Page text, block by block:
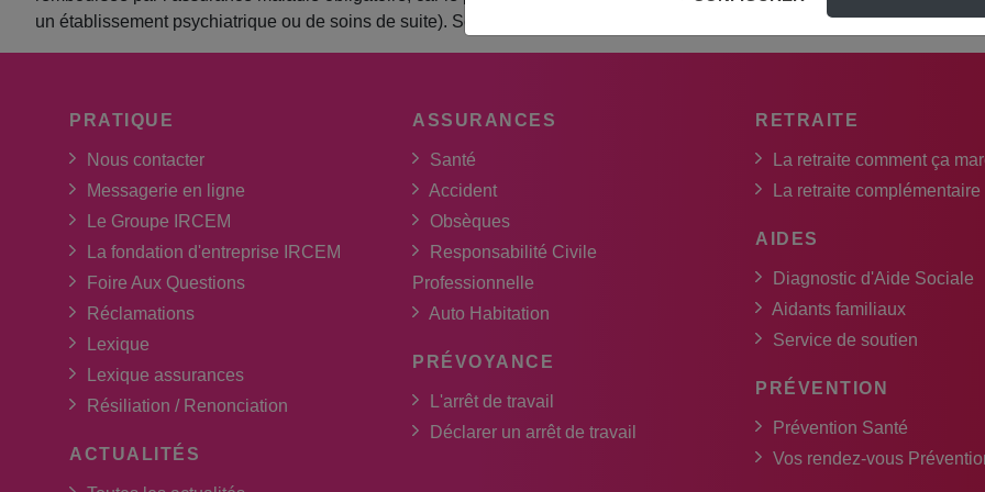
un établissement psychiatrique ou de soins de suite). Son coût varie selon les établissements. Il peut être remboursé par
PRATIQUE
Nous contacter
Messagerie en ligne
Le Groupe IRCEM
La fondation d'entreprise IRCEM
Foire Aux Questions
Réclamations
Lexique
Lexique assurances
Résiliation / Renonciation
ACTUALITÉS
ASSURANCES
Santé
Accident
Obsèques
Responsabilité Civile
Professionnelle
Auto Habitation
PRÉVOYANCE
L'arrêt de travail
Déclarer un arrêt de travail
RETRAITE
La retraite comment ça
La retraite complémentaire
AIDES
Diagnostic d'Aide Sociale
Aidants familiaux
Service de soutien
PRÉVENTION
Prévention Santé
Vos rendez-vous